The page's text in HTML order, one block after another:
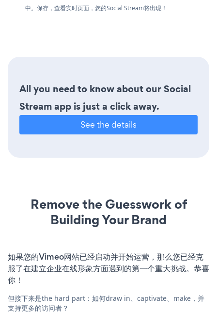
中。保存，查看实时页面，您的Social Stream将出现！
All you need to know about our Social
Stream app is just a click away.
See the details
Remove the Guesswork of
Building Your Brand
如果您的Vimeo网站已经启动并开始运营，那么您已经克
服了在建立企业在线形象方面遇到的第一个重大挑战。恭喜
你！
但接下来是the hard part：如何draw in、captivate、make，并
支持更多的访问者？